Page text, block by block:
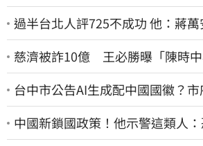
過半台北人評725不成功 他：蔣
慈濟被詐10億 王必勝曝「陳時中
台中市公告AI生成配中國國徽？
中國新鎖國政策！他示警這類人